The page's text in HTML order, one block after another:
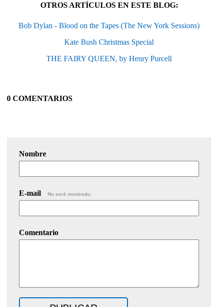
OTROS ARTÍCULOS EN ESTE BLOG:
Bob Dylan - Blood on the Tapes (The New York Sessions)
Kate Bush Christmas Special
THE FAIRY QUEEN, by Henry Purcell
0 COMENTARIOS
Nombre
E-mail No será mostrado.
Comentario